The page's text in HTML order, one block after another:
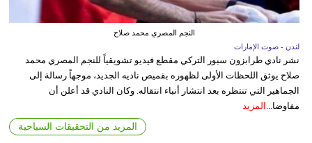
النجم المصري محمد صلاح
لندن - صوت الإمارات
نشر نادي طرابزون سبور التركي مقطع فيديو تشويقياً للنجم المصري محمد
صلاح يوثق اللحظات الأولى لظهوره بقميص ناديه الجديد، موجهاً رسالة إلى
الجماهير التي تنتظره بعد انتشار أنباء انتقاله. وكان النادي قد أعلن أن
مفاوضا... المزيد
المزيد من التحقيقات السياحية